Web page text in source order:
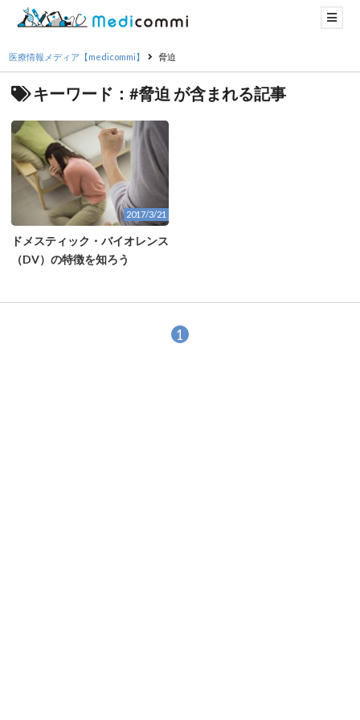
医療情報メディア【medicommi】 脅迫
キーワード：#脅迫 が含まれる記事
2017/3/21
ドメスティック・バイオレンス
（DV）の特徴を知ろう
1